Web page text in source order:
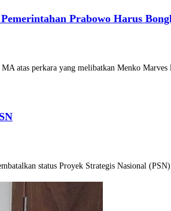
Prabowo Harus
atas perkara yang melibatkan Menko
status Proyek Strategis Nasional